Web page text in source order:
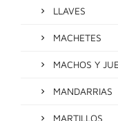
LLAVES
MACHETES
MACHOS Y
MANDARRIAS
MARTILLOS